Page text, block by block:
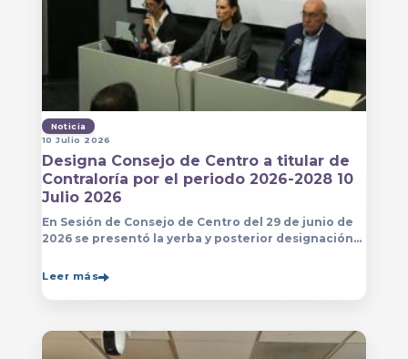
Noticia
10 Julio 2026
Designa Consejo de Centro a titular de
Contraloría por el periodo 2026-2028 10
Julio 2026
En Sesión de Consejo de Centro del 29 de junio de
2026 se presentó la yerba y posterior designación
del Centro Universitario de Arte, Arquitectura
Leer más